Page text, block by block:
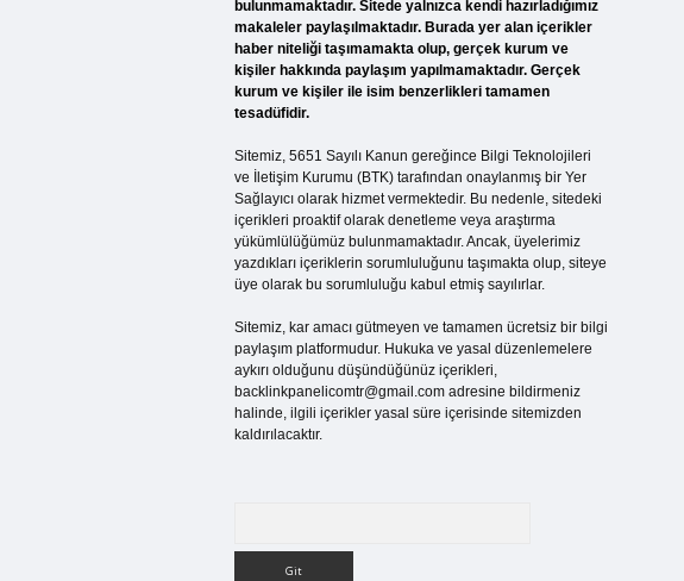
bulunmamaktadır. Sitede yalnızca kendi hazırladığımız
makaleler paylaşılmaktadır. Burada yer alan içerikler
haber niteliği taşımamakta olup, gerçek kurum ve
kişiler hakkında paylaşım yapılmamaktadır. Gerçek
kurum ve kişiler ile isim benzerlikleri tamamen
tesadüfidir.
Sitemiz, 5651 Sayılı Kanun gereğince Bilgi Teknolojileri
ve İletişim Kurumu (BTK) tarafından onaylanmış bir Yer
Sağlayıcı olarak hizmet vermektedir. Bu nedenle, sitedeki
içerikleri proaktif olarak denetleme veya araştırma
yükümlülüğümüz bulunmamaktadır. Ancak, üyelerimiz
yazdıkları içeriklerin sorumluluğunu taşımakta olup, siteye
üye olarak bu sorumluluğu kabul etmiş sayılırlar.
Sitemiz, kar amacı gütmeyen ve tamamen ücretsiz bir bilgi
paylaşım platformudur. Hukuka ve yasal düzenlemelere
aykırı olduğunu düşündüğünüz içerikleri,
backlinkpanelicomtr@gmail.comadresine bildirmeniz
halinde, ilgili içerikler yasal süre içerisinde sitemizden
kaldırılacaktır.